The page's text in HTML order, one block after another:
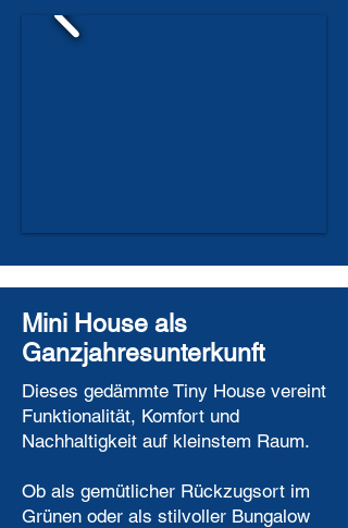
Mini House als
Ganzjahresunterkunft
Dieses gedämmte Tiny House vereint
Funktionalität, Komfort und
Nachhaltigkeit auf kleinstem Raum.
Ob als gemütlicher Rückzugsort im
Grünen oder als stilvoller Bungalow